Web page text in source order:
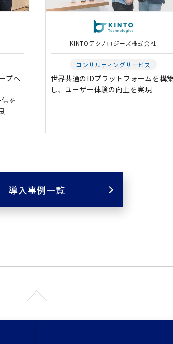
プへ
を
KINTOテクノロジーズ株式会社
コンサルティングサービス
世界共通のIDプラットフォームを構築
し、ユーザー体験の向上を実現
導入事例一覧